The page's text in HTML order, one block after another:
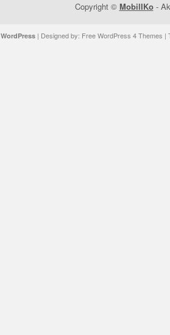
Copyright © MobilIKo-
WordPress| Designed by: Free WordPress 4 Themes |